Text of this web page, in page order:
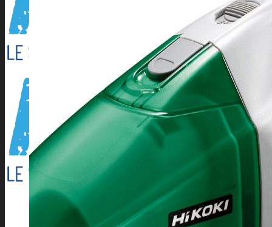
Lames de scies à ruban
Perçage/Vissage
Torches et accessoires ARC
Torches et accessoires MIG
Torches et accessoires TIG
PRODUITS D’APPORT
Métaux d’apport ARC
Métaux d’apport MIG
EQUIPEMENTS D’ATELIER
Accessoires compresseur